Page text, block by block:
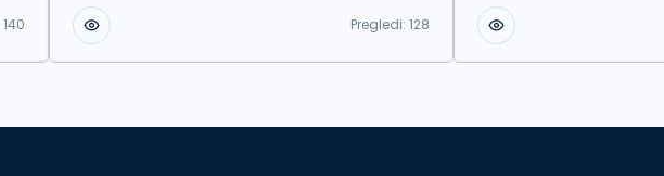
140 Pregledi: 128